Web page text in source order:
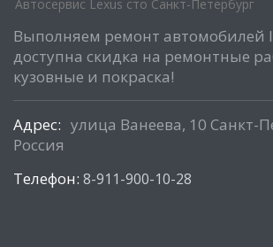
Автосервис Lexus сто Санкт-Петербург
Выполняем ремонт автомобилей
доступна скидка на ремонтные
кузовные и покраска!
Адрес: улица Ванеева, 10 Санкт-
Россия
Телефон: 8-911-900-10-28